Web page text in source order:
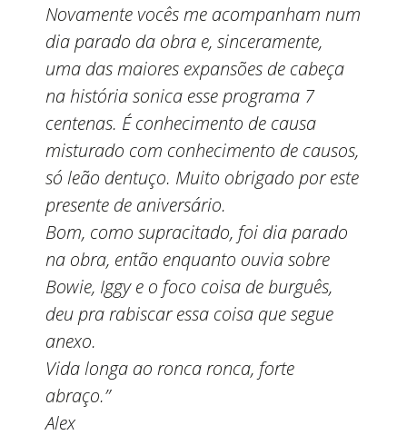
Novamente vocês me acompanham num
dia parado da obra e, sinceramente,
uma das maiores expansões de cabeça
na história sonica esse programa 7
centenas. É conhecimento de causa
misturado com conhecimento de causos,
só leão dentuço. Muito obrigado por este
presente de aniversário.
Bom, como supracitado, foi dia parado
na obra, então enquanto ouvia sobre
Bowie, Iggy e o foco coisa de burguês,
deu pra rabiscar essa coisa que segue
anexo.
Vida longa ao ronca ronca, forte
abraço.”
Alex